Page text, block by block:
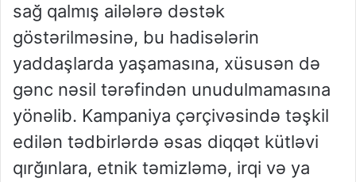
sağ qalmış ailələrə dəstək
göstərilməsinə, bu hadisələrin
yaddaşlarda yaşamasına, xüsusən də
gənc nəsil tərəfindən unudulmamasına
yönəlib. Kampaniya çərçivəsində təşkil
edilən tədbirlərdə əsas diqqət kütləvi
qırğınlara, etnik təmizləmə, irqi və ya